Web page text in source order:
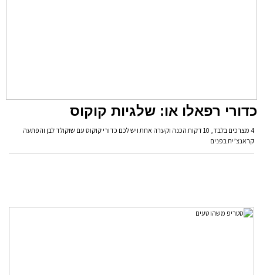
כדורי רפאלו או: שלגיות קוקוס
4 מצרכים בלבד, 10 דקות הכנה וקערה אחת ויש לכם כדורי קוקוס עם שוקולד לבן והפתעה
קראנצ’ית בפנים